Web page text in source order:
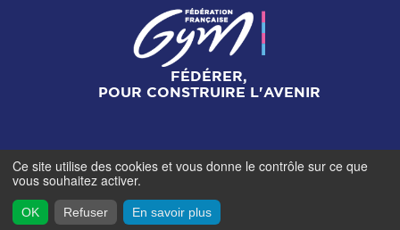
FÉDÉRER,
POUR CONSTRUIRE L'AVENIR
Mentions légales-Gestionnaire de cookies
contributeurs- © Fédération Française de Gymnastique -
2026
Ce site utilise des cookies et vous donne le contrôle sur ce que
vous souhaitez activer.
OK Refuser En savoir plus